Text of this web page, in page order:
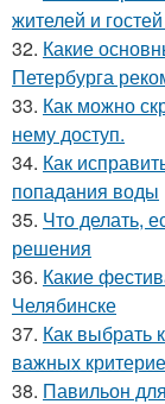
жителей и
32. Какие
Петербурга
33. Как можно
нему доступ.
34. Как
попадания воды
35. Что делать,
решения
36. Какие
Челябинске
37. Как выбрать
важных
38. Павильон